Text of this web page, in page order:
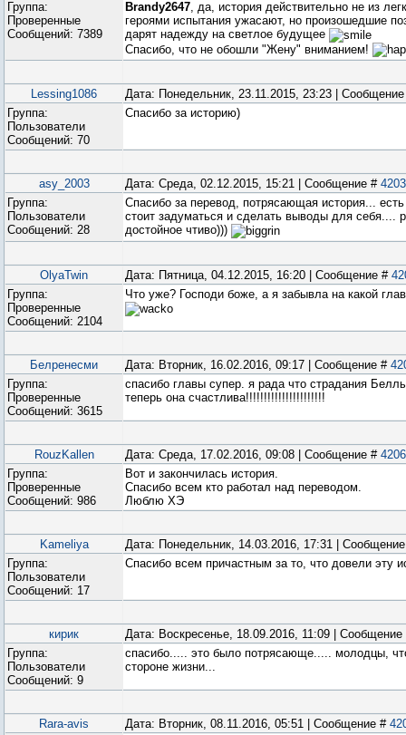
Группа:
Проверенные
Сообщений: 7389
Brandy2647, да, история действительно не из
героями испытания ужасают, но произошедшие
дарят надежду на светлое будущее
Спасибо, что не обошли "Жену" вниманием!
Lessing1086
Дата: Понедельник, 23.11.2015, 23:23 |
Группа:
Пользователи
Сообщений: 70
Спасибо за историю)
asy_2003 Дата: Среда, 02.12.2015, 15:21 | Сообщение # 4203
Группа:
Пользователи
Сообщений: 28
Спасибо за перевод, потрясающая история...
стоит задуматься и сделать выводы для себя....
достойное чтиво)))
OlyaTwin Дата: Пятница, 04.12.2015, 16:20 | Сообщение #
Группа:
Проверенные
Сообщений: 2104
Что уже? Господи боже, а я забывла на какой
Белренесми Дата: Вторник, 16.02.2016, 09:17 | Сообщение #
Группа:
Проверенные
Сообщений: 3615
спасибо главы супер. я рада что страдания
теперь она счастлива!!!!!!!!!!!!!!!!!!!!!!
RouzKallen Дата: Среда, 17.02.2016, 09:08 | Сообщение # 4206
Группа:
Проверенные
Сообщений: 986
Вот и закончилась история.
Спасибо всем кто работал над переводом.
Люблю ХЭ
Kameliya
Дата: Понедельник, 14.03.2016, 17:31 |
Группа:
Пользователи
Сообщений: 17
Спасибо всем причастным за то, что довели эту
кирик
Дата: Воскресенье, 18.09.2016, 11:09 |
Группа:
Пользователи
Сообщений: 9
спасибо..... это было потрясающе..... молодцы,
стороне жизни...
Rara-avis Дата: Вторник, 08.11.2016, 05:51 | Сообщение #